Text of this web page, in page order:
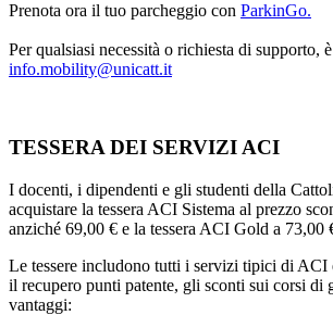
Prenota ora il tuo parcheggio con ParkinGo.
Per qualsiasi necessità o richiesta di supporto,
info.mobility@unicatt.it
TESSERA DEI SERVIZI ACI
I docenti, i dipendenti e gli studenti della
acquistare la tessera ACI Sistema al prezzo
anziché 69,00 € e la tessera ACI Gold a 73,00
Le tessere includono tutti i servizi tipici di ACI
il recupero punti patente, gli sconti sui corsi di
vantaggi: